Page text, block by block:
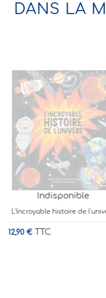
DANS LA
Indisponible
DOKEO J’observe la
14,90 € TTC